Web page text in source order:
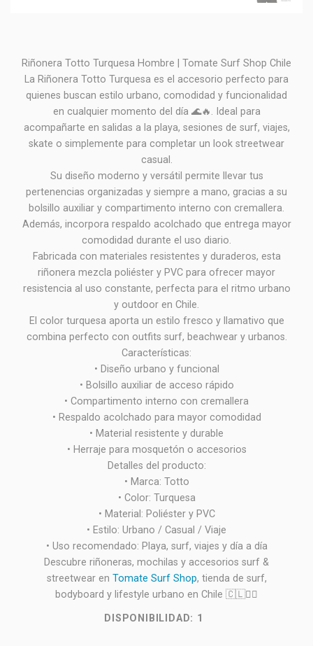
Riñonera Totto Turquesa Hombre | Tomate Surf Shop Chile
La Riñonera Totto Turquesa es el accesorio perfecto para
quienes buscan estilo urbano, comodidad y funcionalidad
en cualquier momento del día 🌊🔥. Ideal para
acompañarte en salidas a la playa, sesiones de surf, viajes,
skate o simplemente para completar un look streetwear
casual.
Su diseño moderno y versátil permite llevar tus
pertenencias organizadas y siempre a mano, gracias a su
bolsillo auxiliar y compartimento interno con cremallera.
Además, incorpora respaldo acolchado que entrega mayor
comodidad durante el uso diario.
Fabricada con materiales resistentes y duraderos, esta
riñonera mezcla poliéster y PVC para ofrecer mayor
resistencia al uso constante, perfecta para el ritmo urbano
y outdoor en Chile.
El color turquesa aporta un estilo fresco y llamativo que
combina perfecto con outfits surf, beachwear y urbanos.
Características:
• Diseño urbano y funcional
• Bolsillo auxiliar de acceso rápido
• Compartimento interno con cremallera
• Respaldo acolchado para mayor comodidad
• Material resistente y durable
• Herraje para mosquetón o accesorios
Detalles del producto:
• Marca: Totto
• Color: Turquesa
• Material: Poliéster y PVC
• Estilo: Urbano / Casual / Viaje
• Uso recomendado: Playa, surf, viajes y día a día
Descubre riñoneras, mochilas y accesorios surf &
streetwear en Tomate Surf Shop, tienda de surf,
bodyboard y lifestyle urbano en Chile 🇨🇱🏄‍♂️
DISPONIBILIDAD: 1